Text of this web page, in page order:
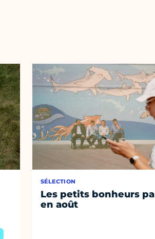
SÉLECTION
Les petits bonheurs
en août